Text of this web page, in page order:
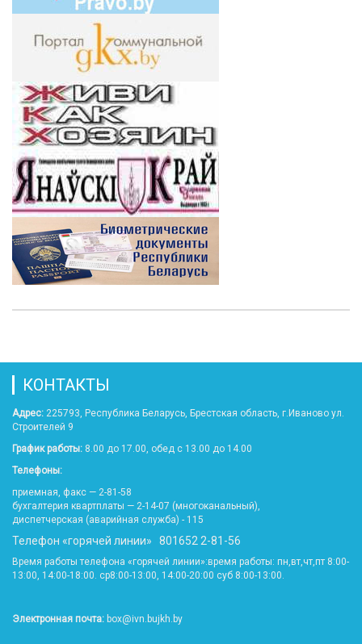
КОНТАКТЫ
Адрес: 225793, Республика Беларусь, Брестская область, г.Иваново ул.
Строителей 9
График работы: 8.00 до 17.00, обед с 13.00 до 14.00
Телефоны:
приемная, факс — 2-81-58
бухгалтерия квартплаты — 2-14-07 (многоканальный),
диспетчерская (аварийная служба) - 115
Телефон «горячей линии» 801652 2-81-56
Время работы телефона «горячей линии»:время работы: пн,вт,чт,пт 8:00-
13:00, 14:00-18:00. ср8:00-13:00, 14:00-20:00 суб 8:00-13:00.
Электронная почта: box@ivn.bujkh.by